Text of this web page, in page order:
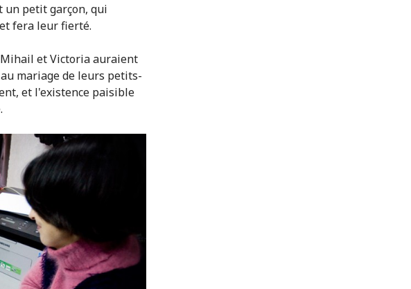
un petit garçon, qui
fera leur fierté.
et Victoria auraient
mariage de leurs petits-
et l'existence paisible